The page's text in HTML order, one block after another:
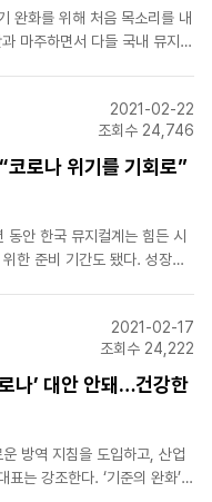
완화를 위해 처음 목소리를 내
마주하면서 다들 국내 뮤지컬
할 계획이다.[출처] 국..2021-02-22
조회수 24,746
코로나 위기를 기회로”
동안 한국 뮤지컬계는 힘든 시
한 준비 기간도 됐다. 성장하
에 ..
2021-02-17
조회수 24,222
나’ 대안 안돼…건강한
방역 지침을 도입하고, 산업
는 강조한다. ‘기준의 완화’와